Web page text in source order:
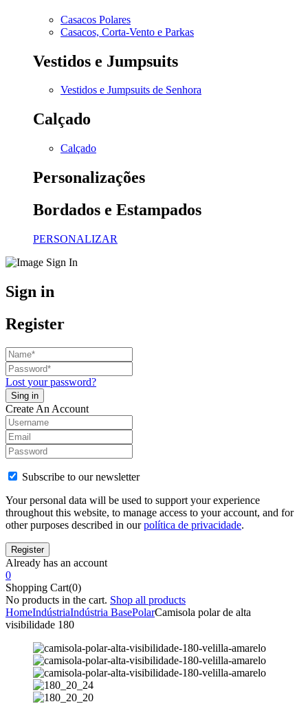
Casacos Polares
Casacos, Corta-Vento e Parkas
Vestidos e Jumpsuits
Vestidos e Jumpsuits de Senhora
Calçado
Calçado
Personalizações
Bordados e Estampados
PERSONALIZAR
Sign in
Register
Lost your password?
Create An Account
Subscribe to our newsletter
Your personal data will be used to support your experience
throughout this website, to manage access to your account, and for
other purposes described in ourpolítica de privacidade.
Already has an account
0
Shopping Cart(0)
No products in the cart. Shop all products
HomeIndústriaIndústria BasePolarCamisola polar de alta
visibilidade 180